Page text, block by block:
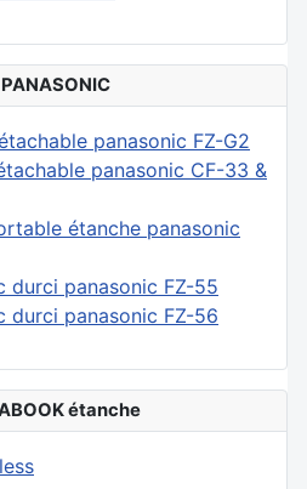
panasonic FZ-G2
panasonic CF-33 &
étanche panasonic
durci panasonic FZ-55
durci panasonic FZ-56
étanche